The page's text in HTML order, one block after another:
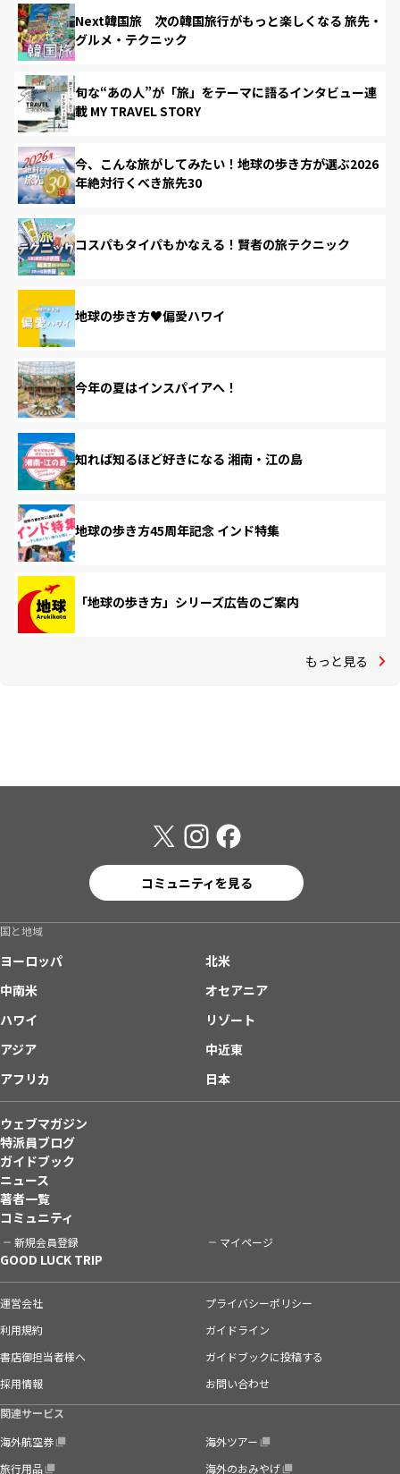
Next韓国旅 次の韓国旅行がもっと楽しくなる 旅先・
グルメ・テクニック
旬な“あの人”が「旅」をテーマに語るインタビュー連
載 MY TRAVEL STORY
今、こんな旅がしてみたい！地球の歩き方が選ぶ2026
年絶対行くべき旅先30
コスパもタイパもかなえる！賢者の旅テクニック
地球の歩き方♥偏愛ハワイ
今年の夏はインスパイアへ！
知れば知るほど好きになる 湘南・江の島
地球の歩き方45周年記念 インド特集
「地球の歩き方」シリーズ広告のご案内
もっと見る
コミュニティを見る
国と地域
ヨーロッパ
北米
中南米
オセアニア
ハワイ
リゾート
アジア
中近東
アフリカ
日本
ウェブマガジン
特派員ブログ
ガイドブック
ニュース
著者一覧
コミュニティ
新規会員登録 マイページ
GOOD LUCK TRIP
運営会社
プライバシーポリシー
利用規約
ガイドライン
書店御担当者様へ
ガイドブックに投稿する
採用情報
お問い合わせ
関連サービス
海外航空券
海外ツアー
旅行用品
海外のおみやげ